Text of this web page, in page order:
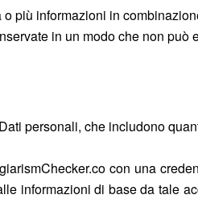
più informazioni in
in un modo che non può
personali, che includono
con una
informazioni di base da tale